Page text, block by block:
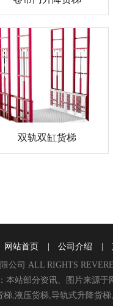
双轨双缸货梯
网站首页 公司介绍
公司 ALL RIGHTS
本站部分资讯、图片来源于
梯,液压货梯,导轨式升降货